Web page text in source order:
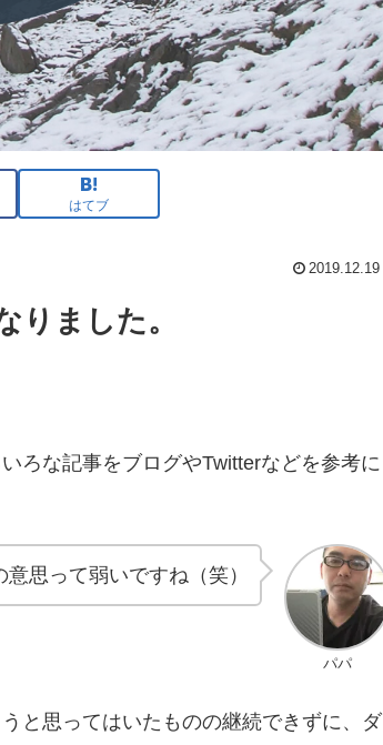
はてブ
2019.12.19
りました。
ろな記事をブログやTwitterなどを参考に
パパ
意思って弱いですね（笑）
と思ってはいたものの継続できずに、ダ